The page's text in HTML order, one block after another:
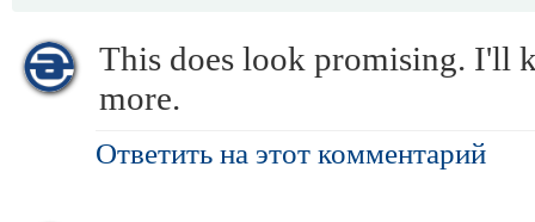
This does look promising. I'll
more.
Ответить на этот комментарий